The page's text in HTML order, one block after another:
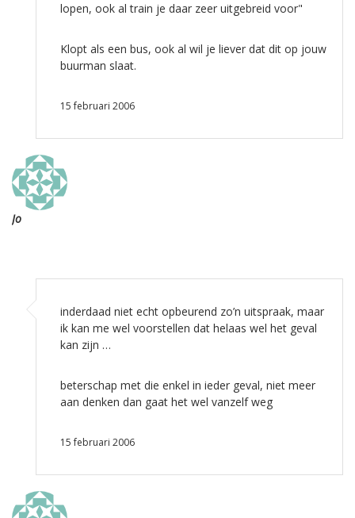
lopen, ook al train je daar zeer uitgebreid voor"
Klopt als een bus, ook al wil je liever dat dit op jouw
buurman slaat.
15 februari 2006
Jo
inderdaad niet echt opbeurend zo’n uitspraak, maar
ik kan me wel voorstellen dat helaas wel het geval
kan zijn …
beterschap met die enkel in ieder geval, niet meer
aan denken dan gaat het wel vanzelf weg
15 februari 2006